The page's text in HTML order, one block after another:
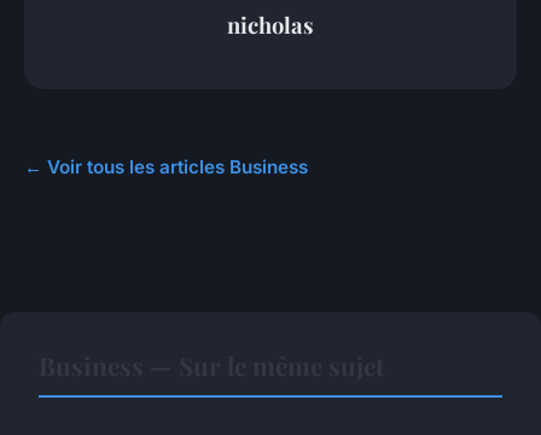
nicholas
← Voir tous les articles Business